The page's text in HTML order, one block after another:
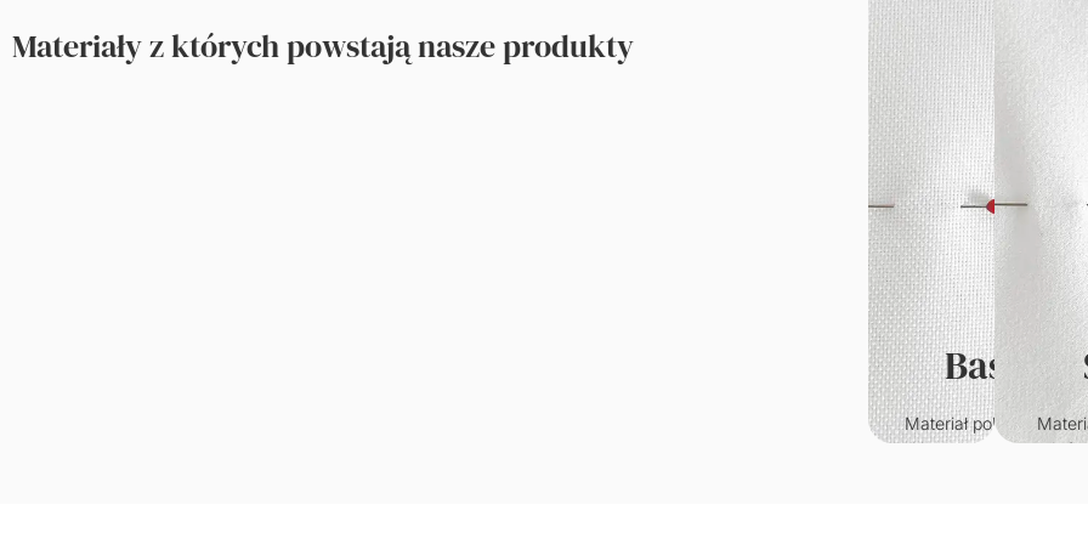
Materiały z których powstają nasze produkty
Basic
Materiał poliestrowy o
klasycznym splocie.